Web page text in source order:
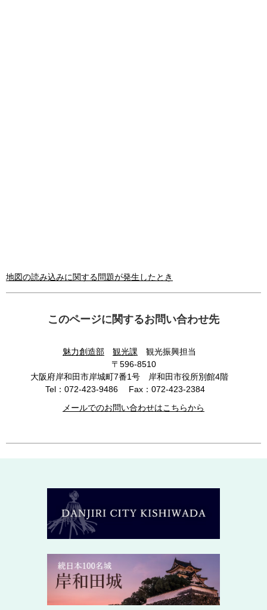
地図の読み込みに関する問題が発生したとき
このページに関するお問い合わせ先
魅力創造部 観光課
観光振興担当
〒596-8510
大阪府岸和田市岸城町7番1号 岸和田市役所別館4階
Tel：072-423-9486
Fax：072-423-2384
メールでのお問い合わせはこちらから